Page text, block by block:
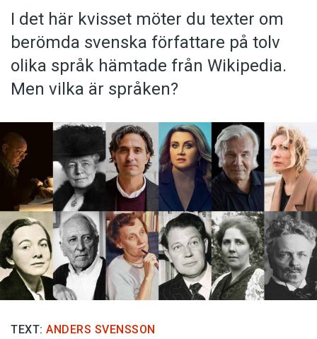
I det här kvisset möter du texter om
berömda svenska författare på tolv
olika språk hämtade från Wikipedia.
Men vilka är språken?
TEXT: ANDERS SVENSSON